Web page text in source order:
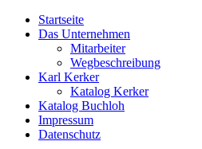
Startseite
Das Unternehmen
Mitarbeiter
Wegbeschreibung
Karl Kerker
Katalog Kerker
Katalog Buchloh
Impressum
Datenschutz